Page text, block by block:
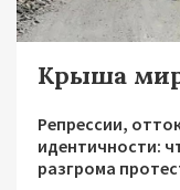
Крыша
Репрессии,
идентичности:
разгрома